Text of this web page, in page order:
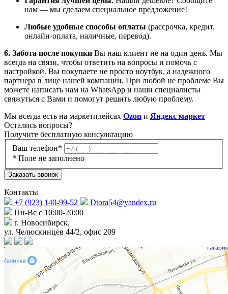
нам — мы сделаем специальное предложение!
Любые удобные способы оплаты (рассрочка, кредит,
онлайн-оплата, наличные, перевод).
6. Забота после покупки Вы наш клиент не на один день. Мы
всегда на связи, чтобы ответить на вопросы и помочь с
настройкой. Вы покупаете не просто ноутбук, а надежного
партнера в лице нашей компании. При любой не проблеме Вы
можете написать нам на WhatsApp и наши специалисты
свяжуться с Вами и помогут решить любую проблему.
Мы всегда есть на маркетплейсах Ozon и Яндекс маркет
Остались вопросы?
Получите бесплатную консультацию
Ваш телефон*
* Поле не заполнено
Заказать звонок
Контакты
+7 (923) 140-99-52
Dtora54@yandex.ru
Пн-Вс с 10:00-20:00
г. Новосибирск,
ул. Челюскинцев 44/2, офис 209